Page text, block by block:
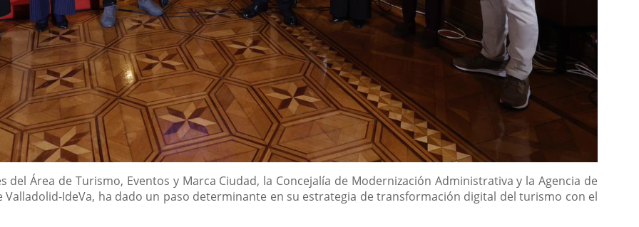
del Área de Turismo, Eventos y Marca Ciudad, la Concejalía de Modernización Administrativa y la Agencia de
Valladolid-IdeVa, ha dado un paso determinante en su estrategia de transformación digital del turismo con el